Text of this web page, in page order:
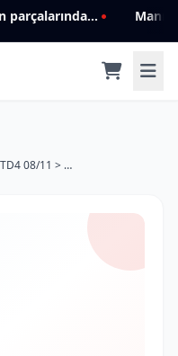
Mannlich: Filtre ve ön süspansiyon parçalarında genişleyen ürün yelpazesiyle kalite ve güven.
WH 1049 LAND ROVER DEFENDER 2.2-2,4 TD4 08/11 > PHE 500060 Hava Filtresi